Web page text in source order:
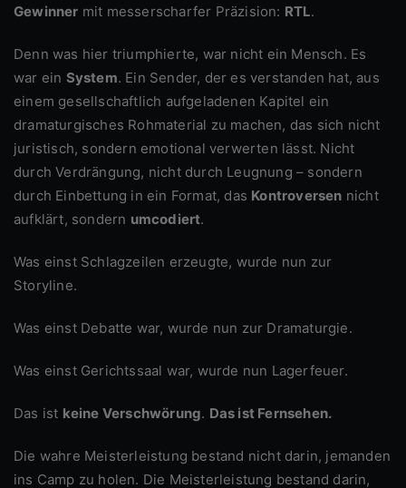
Gewinner mit messerscharfer Präzision: RTL.
Denn was hier triumphierte, war nicht ein Mensch. Es
war ein System. Ein Sender, der es verstanden hat, aus
einem gesellschaftlich aufgeladenen Kapitel ein
dramaturgisches Rohmaterial zu machen, das sich nicht
juristisch, sondern emotional verwerten lässt. Nicht
durch Verdrängung, nicht durch Leugnung – sondern
durch Einbettung in ein Format, das Kontroversen nicht
aufklärt, sondern umcodiert.
Was einst Schlagzeilen erzeugte, wurde nun zur
Storyline.
Was einst Debatte war, wurde nun zur Dramaturgie.
Was einst Gerichtssaal war, wurde nun Lagerfeuer.
Das ist keine Verschwörung. Das ist Fernsehen.
Die wahre Meisterleistung bestand nicht darin, jemanden
ins Camp zu holen. Die Meisterleistung bestand darin,